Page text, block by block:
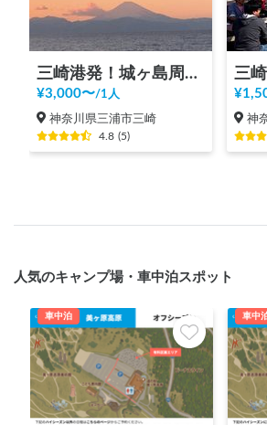
三崎港発！城ヶ島周遊クルーズ！4人～
¥3,000〜/1人
神奈川県三浦市三崎
4.8 (5)
三
¥
神
人気のキャンプ場・車中泊スポット
車中泊 車中